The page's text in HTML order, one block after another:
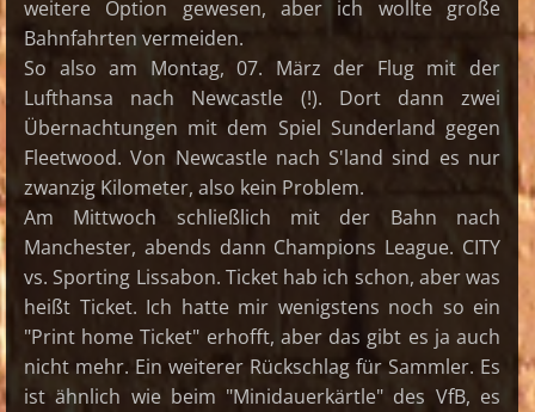
weitere Option gewesen, aber ich wollte große
Bahnfahrten vermeiden.
So also am Montag, 07. März der Flug mit der
Lufthansa nach Newcastle (!). Dort dann zwei
Übernachtungen mit dem Spiel Sunderland gegen
Fleetwood. Von Newcastle nach S'land sind es nur
zwanzig Kilometer, also kein Problem.
Am Mittwoch schließlich mit der Bahn nach
Manchester, abends dann Champions League. CITY
vs. Sporting Lissabon. Ticket hab ich schon, aber was
heißt Ticket. Ich hatte mir wenigstens noch so ein
"Print home Ticket" erhofft, aber das gibt es ja auch
nicht mehr. Ein weiterer Rückschlag für Sammler. Es
ist ähnlich wie beim "Minidauerkärtle" des VfB, es